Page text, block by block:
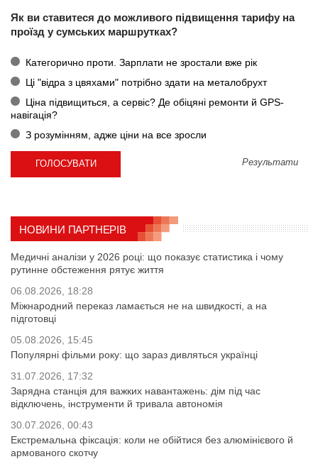
Як ви ставитеся до можливого підвищення тарифу на
проїзд у сумських маршрутках?
Категорично проти. Зарплати не зростали вже рік
Ці "відра з цвяхами" потрібно здати на металобрухт
Ціна підвищиться, а сервіс? Де обіцяні ремонти й GPS-
навігація?
З розумінням, адже ціни на все зросли
Результати
НОВИНИ ПАРТНЕРІВ
Медичні аналізи у 2026 році: що показує статистика і чому
рутинне обстеження рятує життя
06.08.2026, 18:28
Міжнародний переказ ламається не на швидкості, а на
підготовці
05.08.2026, 15:45
Популярні фільми року: що зараз дивляться українці
31.07.2026, 17:32
Зарядна станція для важких навантажень: дім під час
відключень, інструменти й тривала автономія
30.07.2026, 00:43
Екстремальна фіксація: коли не обійтися без алюмінієвого й
армованого скотчу